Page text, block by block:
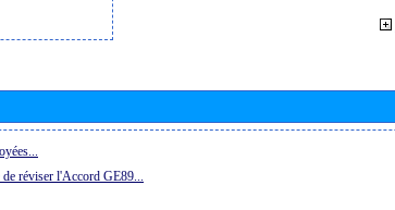
réviser l'Accord GE89...